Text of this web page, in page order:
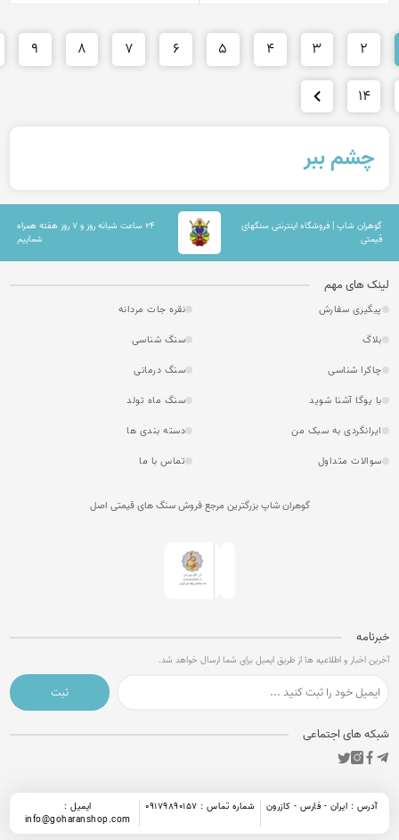
ببر
شاپ | فروشگاه اینترنتی سنگهای
۲۴ ساعت شبانه روز و ۷ روز هفته همراه
های مهم
سفارش
نقره جات مردانه
سنگ شناسی
شناسی
سنگ درمانی
آشنا شوید
سنگ ماه تولد
به سبک من
دسته بندی ها
متداول
تماس با ما
گوهران شاپ بزرگترین مرجع فروش سنگ های قیمتی اصل
اخبار و اطلاعیه ها از طریق ایمیل برای شما ارسال خواهد شد.
های اجتماعی
: ایران - فارس - کازرون شماره تماس : 09179890157
info@goharanshop.com